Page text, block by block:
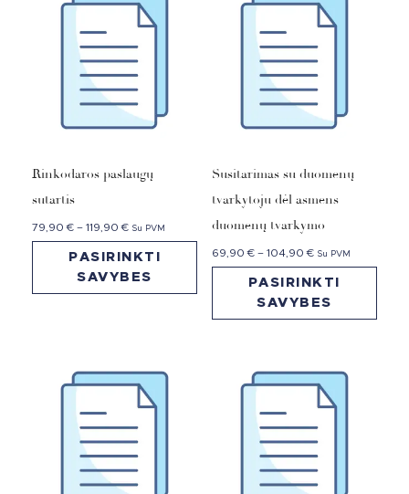
Rinkodaros paslaugų
sutartis
79,90€ – 119,90€ Su PVM
PASIRINKTI
SAVYBES
Susitarimas su duomenų
tvarkytoju dėl asmens
duomenų tvarkymo
69,90€ – 104,90€ Su PVM
PASIRINKTI
SAVYBES